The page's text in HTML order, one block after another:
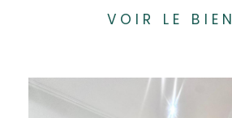
VOIR LE BIEN